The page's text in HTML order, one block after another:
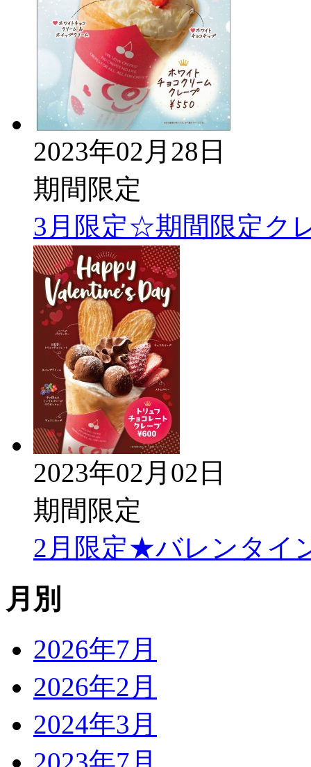
2023年02月28日
期間限定
3月限定☆期間限定ク
2023年02月02日
期間限定
2月限定★バレンタイ
月別
2026年7月
2026年2月
2024年3月